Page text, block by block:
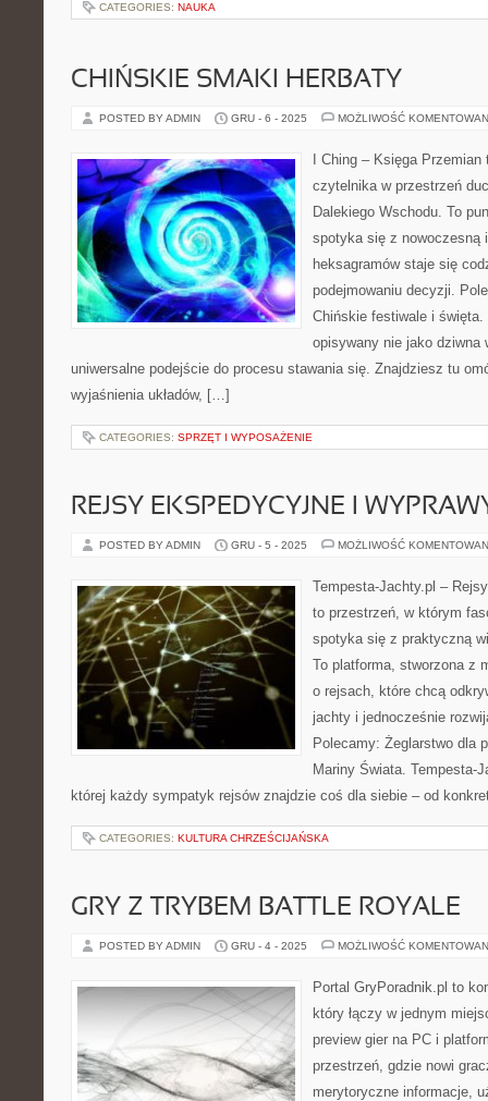
CATEGORIES: NAUKA
CHIŃSKIE SMAKI HERBATY
POSTED BY ADMIN GRU - 6 - 2025 MOŻLIWOŚĆ
I Ching – Księga
czytelnika w przestrzeń
Dalekiego Wschodu. To
spotyka się z nowoczesną
heksagramów staje się
podejmowaniu decyzji.
Chińskie festiwale i
opisywany nie jako dziwna
uniwersalne podejście do procesu stawania się. Znajdziesz tu
wyjaśnienia układów, […]
CATEGORIES: SPRZĘT I WYPOSAŻENIE
REJSY EKSPEDYCYJNE I
POSTED BY ADMIN GRU - 5 - 2025 MOŻLIWOŚĆ
Tempesta-Jachty.pl –
to przestrzeń, w którym
spotyka się z praktyczną
To platforma, stworzona z
o rejsach, które chcą
jachty i jednocześnie
Polecamy: Żeglarstwo dla
Mariny Świata. Tempesta-
której każdy sympatyk rejsów znajdzie coś dla siebie – od
CATEGORIES: KULTURA CHRZEŚCIJAŃSKA
GRY Z TRYBEM BATTLE ROYALE
POSTED BY ADMIN GRU - 4 - 2025 MOŻLIWOŚĆ
Portal GryPoradnik.pl to
który łączy w jednym
preview gier na PC i
przestrzeń, gdzie nowi
merytoryczne informacje,